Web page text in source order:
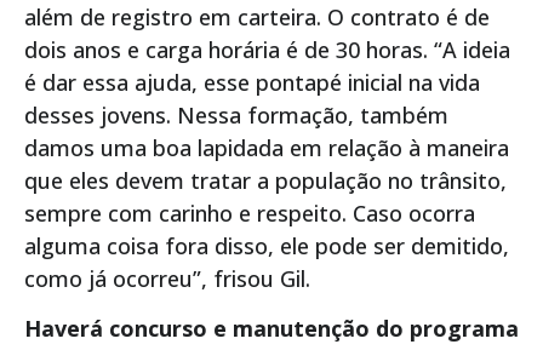
além de registro em carteira. O contrato é de
dois anos e carga horária é de 30 horas. “A ideia
é dar essa ajuda, esse pontapé inicial na vida
desses jovens. Nessa formação, também
damos uma boa lapidada em relação à maneira
que eles devem tratar a população no trânsito,
sempre com carinho e respeito. Caso ocorra
alguma coisa fora disso, ele pode ser demitido,
como já ocorreu”, frisou Gil.
Haverá concurso e manutenção do programa